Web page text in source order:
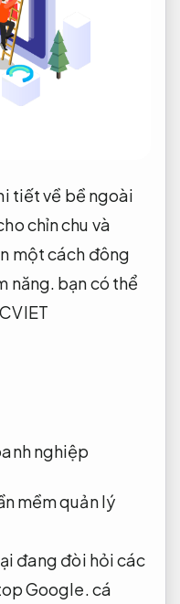
tiết về bề ngoài
chỉn chu và
một cách đông
năng. bạn có thể
nghiệp
mềm quản lý
đang đòi hỏi các
Google.cá